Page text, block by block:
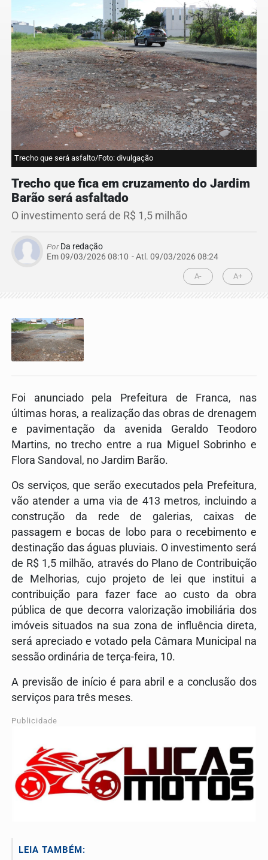
Trecho que será asfalto/Foto: divulgação
Trecho que fica em cruzamento do Jardim
Barão será asfaltado
O investimento será de R$ 1,5 milhão
PorDa redação
Em 09/03/2026 08:10 - Atl. 09/03/2026 08:24
A- A+
Foi anunciado pela Prefeitura de Franca, nas
últimas horas, a realização das obras de drenagem
e pavimentação da avenida Geraldo Teodoro
Martins, no trecho entre a rua Miguel Sobrinho e
Flora Sandoval, no Jardim Barão.
Os serviços, que serão executados pela Prefeitura,
vão atender a uma via de 413 metros, incluindo a
construção da rede de galerias, caixas de
passagem e bocas de lobo para o recebimento e
destinação das águas pluviais. O investimento será
de R$ 1,5 milhão, através do Plano de Contribuição
de Melhorias, cujo projeto de lei que institui a
contribuição para fazer face ao custo da obra
pública de que decorra valorização imobiliária dos
imóveis situados na sua zona de influência direta,
será apreciado e votado pela Câmara Municipal na
sessão ordinária de terça-feira, 10.
A previsão de início é para abril e a conclusão dos
serviços para três meses.
Publicidade
LEIA TAMBÉM: